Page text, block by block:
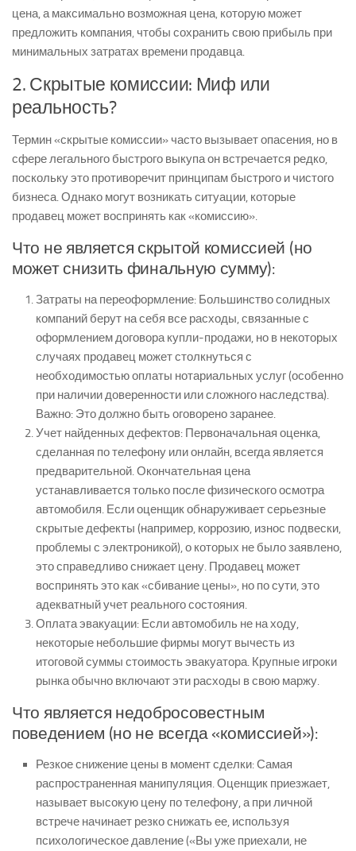
цена, амаксимально возможная цена, которую может
предложить компания, чтобы сохранить свою прибыль при
минимальных затратах времени продавца.
2. Скрытые комиссии: Миф или
реальность?
Термин «скрытые комиссии» часто вызывает опасения, но в
сфере легального быстрого выкупа он встречается редко,
поскольку это противоречит принципам быстрого и чистого
бизнеса. Однако могут возникать ситуации, которые
продавец может воспринять как «комиссию».
Что не является скрытой комиссией (но
может снизить финальную сумму):
Затраты на переоформление: Большинство солидных
компаний берут на себя все расходы, связанные с
оформлением договора купли-продажи, но в некоторых
случаях продавец может столкнуться с
необходимостью оплаты нотариальных услуг (особенно
при наличии доверенности или сложного наследства).
Важно: Это должно быть оговорено заранее.
Учет найденных дефектов: Первоначальная оценка,
сделанная по телефону или онлайн, всегда является
предварительной. Окончательная цена
устанавливается только послефизического осмотра
автомобиля. Если оценщик обнаруживает серьезные
скрытые дефекты (например, коррозию, износ подвески,
проблемы с электроникой), о которых не было заявлено,
этосправедливо снижает цену. Продавец может
воспринять это как «сбивание цены», но по сути, это
адекватный учет реального состояния.
Оплата эвакуации: Если автомобиль не на ходу,
некоторые небольшие фирмы могут вычесть из
итоговой суммы стоимость эвакуатора. Крупные игроки
рынка обычно включают эти расходы в свою маржу.
Что является недобросовестным
поведением (но не всегда «комиссией»):
Резкое снижение цены в момент сделки:Самая
распространенная манипуляция. Оценщик приезжает,
называет высокую цену по телефону, а при личной
встрече начинает резко снижать ее, используя
психологическое давление («Вы уже приехали, не